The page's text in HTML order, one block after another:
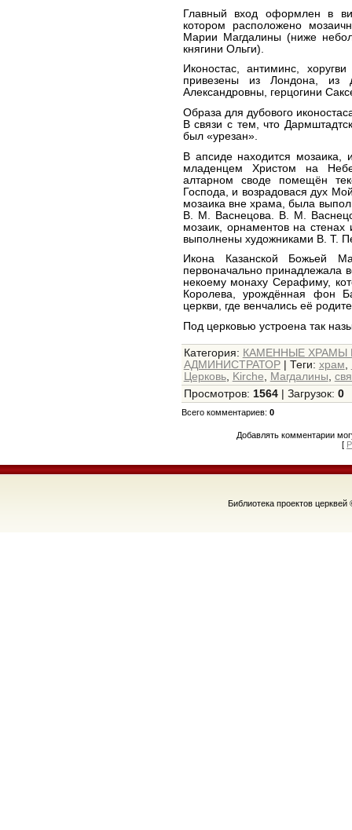
Главный вход оформлен в
котором расположено
Марии Магдалины (ниже
княгини Ольги).
Иконостас, антиминс,
привезены из Лондона, из
Александровны, герцогини
Образа для дубового
В связи с тем, что
был «урезан».
В апсиде находится
младенцем Христом на
алтарном своде помещён
Господа, и возрадовася дух
мозаика вне храма, была
В. М. Васнецова. В. М.
мозаик, орнаментов на
выполнены художниками В. Т.
Икона Казанской Божьей
первоначально принадлежала
некоему монаху Серафиму,
Королева, урождённая фон
церкви, где венчались её
Под церковью устроена так
Категория: КАМЕННЫЕ ХРАМЫ
АДМИНИСТРАТОР| Теги: храм,
Церковь, Kirche, Магдалины,
Просмотров: 1564| Загрузок: 0
Всего комментариев: 0
Добавлять комментарии
[
Библиотека проектов церквей